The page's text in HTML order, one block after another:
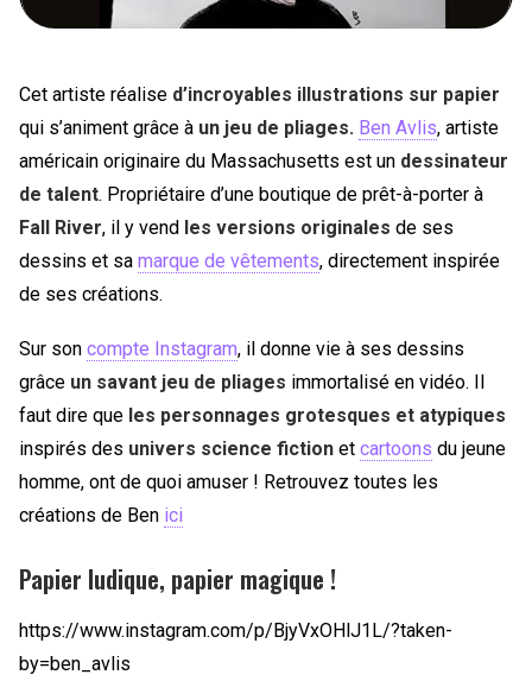
Cet artiste réalise d’incroyables illustrations sur papier
qui s’animent grâce à un jeu de pliages. Ben Avlis, artiste
américain originaire du Massachusetts est un dessinateur
de talent. Propriétaire d’une boutique de prêt-à-porter à
Fall River, il y vend les versions originales de ses
dessins et sa marque de vêtements, directement inspirée
de ses créations.
Sur son compte Instagram, il donne vie à ses dessins
grâce un savant jeu de pliages immortalisé en vidéo. Il
faut dire que les personnages grotesques et atypiques
inspirés des univers science fiction et cartoons du jeune
homme, ont de quoi amuser ! Retrouvez toutes les
créations de Ben ici
Papier ludique, papier magique !
https://www.instagram.com/p/BjyVxOHlJ1L/?taken-
by=ben_avlis